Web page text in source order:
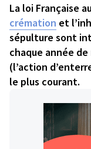
La loi Française
crémation et
sépulture sont
chaque année
(l’action
le plus courant.